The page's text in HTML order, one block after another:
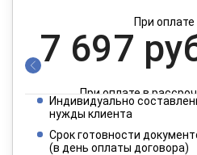
При оплате
7 697
При оплате в
3 849
Индивидуально
нужды клиента
Срок готовности
(в день оплаты договора)